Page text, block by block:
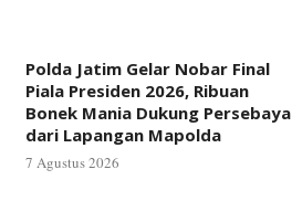
Polda Jatim Gelar Nobar Final
Piala Presiden 2026, Ribuan
Bonek Mania Dukung Persebaya
dari Lapangan Mapolda
7 Agustus 2026